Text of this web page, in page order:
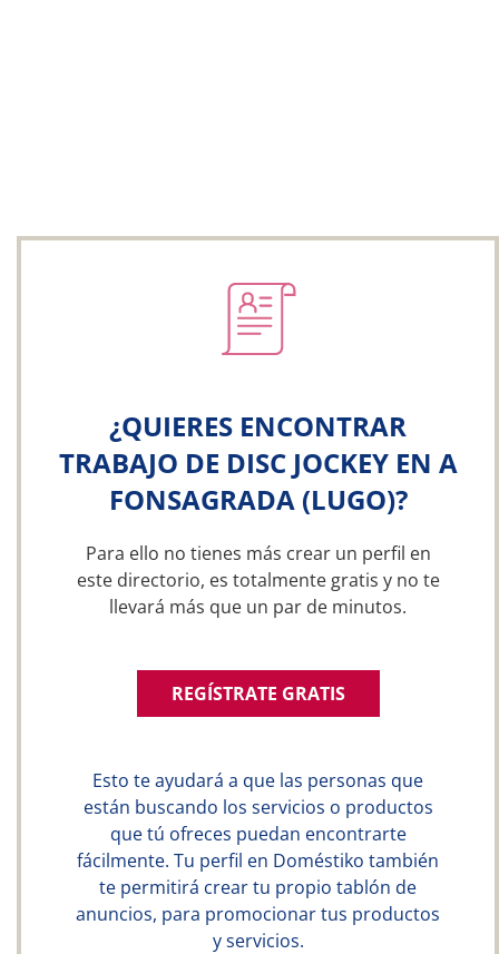
¿QUIERES ENCONTRAR
TRABAJO DE DISC JOCKEY EN A
FONSAGRADA (LUGO)?
Para ello no tienes más crear un perfil en
este directorio, es totalmente gratis y no te
llevará más que un par de minutos.
REGÍSTRATE GRATIS
Esto te ayudará a que las personas que
están buscando los servicios o productos
que tú ofreces puedan encontrarte
fácilmente. Tu perfil en Doméstiko también
te permitirá crear tu propio tablón de
anuncios, para promocionar tus productos
y servicios.